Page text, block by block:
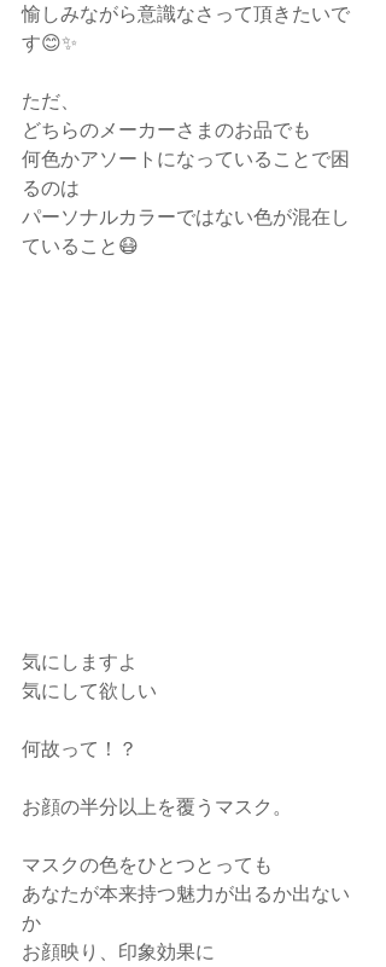
愉しみながら意識なさって頂きたいで
す😊✨
ただ、
どちらのメーカーさまのお品でも
何色かアソートになっていることで困
るのは
パーソナルカラーではない色が混在し
ていること😷
気にしますよ
気にして欲しい
何故って！？
お顔の半分以上を覆うマスク。
マスクの色をひとつとっても
あなたが本来持つ魅力が出るか出ない
か
お顔映り、印象効果に